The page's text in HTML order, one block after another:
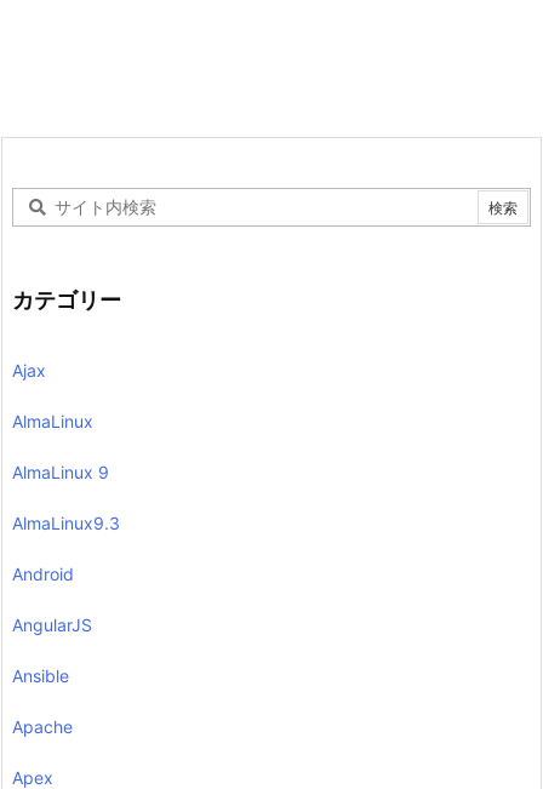
カテゴリー
Ajax
AlmaLinux
AlmaLinux 9
AlmaLinux9.3
Android
AngularJS
Ansible
Apache
Apex